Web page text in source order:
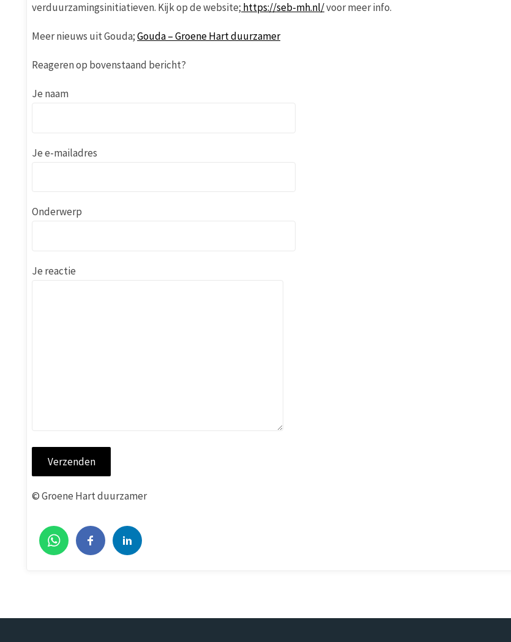
verduurzamingsinitiatieven. Kijk op de website; https://seb-mh.nl/voor meer info.
Meer nieuws uit Gouda;Gouda – Groene Hart duurzamer
Reageren op bovenstaand bericht?
Je naam
Je e-mailadres
Onderwerp
Je reactie
© Groene Hart duurzamer